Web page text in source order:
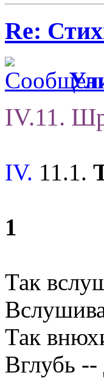
Re:
IV.11.
IV. 11.1.
1
Так
Так
Вглубь --